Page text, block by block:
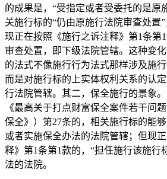
的成果是，“受指定或者受委托的是原
关施行标的“仍由原施行法院审查处置
现正在按照《施行之诉注释》第1条第
审查处置，即下级法院管辖。这种变
的法式不像施行行为法式那样涉及施
而是对施行标的上实体权利关系的认
行法院管辖。其二，保全施行的景象
《最高关于打点财富保全案件若干问
保全》）第27条的，相关施行标的能
或者实施保全办法的法院管辖；但现
释》第1条第1款的，“担任施行该施行
法的法院。